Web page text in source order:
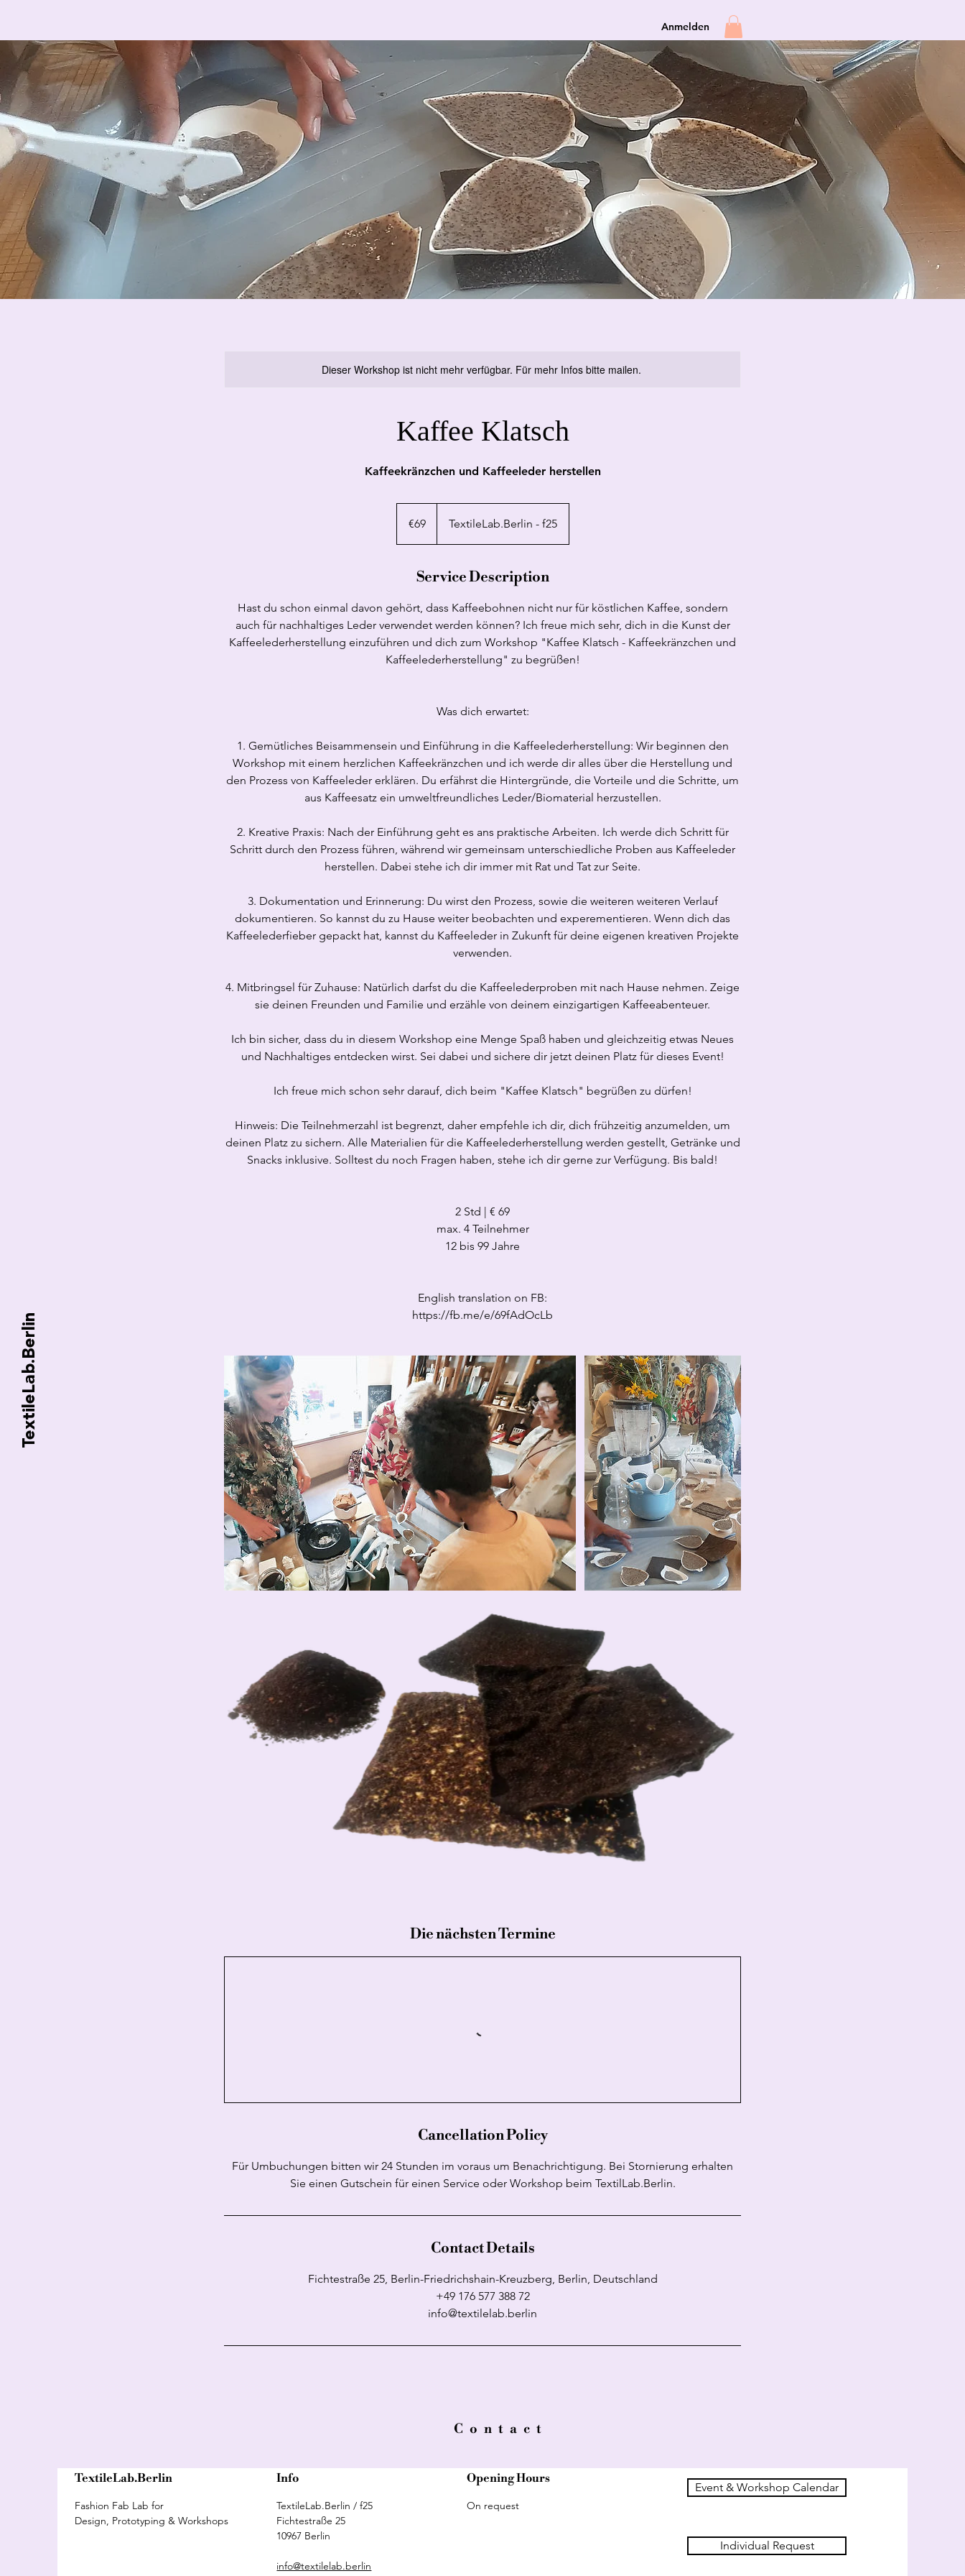
Anmelden
TextileLab.Berlin
Dieser Workshop ist nicht mehr verfügbar. Für mehr Infos bitte mailen.
Kaffee Klatsch
Kaffeekränzchen und Kaffeeleder herstellen
€69 TextileLab.Berlin - f25
Service Description
Hast du schon einmal davon gehört, dass Kaffeebohnen nicht nur für köstlichen Kaffee, sondern
auch für nachhaltiges Leder verwendet werden können? Ich freue mich sehr, dich in die Kunst der
Kaffeelederherstellung einzuführen und dich zum Workshop "Kaffee Klatsch - Kaffeekränzchen und
Kaffeelederherstellung" zu begrüßen!
Was dich erwartet:
1. Gemütliches Beisammensein und Einführung in die Kaffeelederherstellung: Wir beginnen den
Workshop mit einem herzlichen Kaffeekränzchen und ich werde dir alles über die Herstellung und
den Prozess von Kaffeeleder erklären. Du erfährst die Hintergründe, die Vorteile und die Schritte, um
aus Kaffeesatz ein umweltfreundliches Leder/Biomaterial herzustellen.
2. Kreative Praxis: Nach der Einführung geht es ans praktische Arbeiten. Ich werde dich Schritt für
Schritt durch den Prozess führen, während wir gemeinsam unterschiedliche Proben aus Kaffeeleder
herstellen. Dabei stehe ich dir immer mit Rat und Tat zur Seite.
3. Dokumentation und Erinnerung: Du wirst den Prozess, sowie die weiteren weiteren Verlauf
dokumentieren. So kannst du zu Hause weiter beobachten und experementieren. Wenn dich das
Kaffeelederfieber gepackt hat, kannst du Kaffeeleder in Zukunft für deine eigenen kreativen Projekte
verwenden.
4. Mitbringsel für Zuhause: Natürlich darfst du die Kaffeelederproben mit nach Hause nehmen. Zeige
sie deinen Freunden und Familie und erzähle von deinem einzigartigen Kaffeeabenteuer.
Ich bin sicher, dass du in diesem Workshop eine Menge Spaß haben und gleichzeitig etwas Neues
und Nachhaltiges entdecken wirst. Sei dabei und sichere dir jetzt deinen Platz für dieses Event!
Ich freue mich schon sehr darauf, dich beim "Kaffee Klatsch" begrüßen zu dürfen!
Hinweis: Die Teilnehmerzahl ist begrenzt, daher empfehle ich dir, dich frühzeitig anzumelden, um
deinen Platz zu sichern. Alle Materialien für die Kaffeelederherstellung werden gestellt, Getränke und
Snacks inklusive. Solltest du noch Fragen haben, stehe ich dir gerne zur Verfügung. Bis bald!
2 Std | € 69
max. 4 Teilnehmer
12 bis 99 Jahre
English translation on FB:
https://fb.me/e/69fAdOcLb
Die nächsten Termine
Cancellation Policy
Für Umbuchungen bitten wir 24 Stunden im voraus um Benachrichtigung. Bei Stornierung erhalten
Sie einen Gutschein für einen Service oder Workshop beim TextilLab.Berlin.
Contact Details
Fichtestraße 25, Berlin-Friedrichshain-Kreuzberg, Berlin, Deutschland
+49 176 577 388 72
info@textilelab.berlin
Contact
TextileLab.Berlin
Fashion Fab Lab for
Design, Prototyping & Workshops
Info
TextileLab.Berlin / f25
Fichtestraße 25
10967 Berlin
info@textilelab.berlin
Opening Hours
On request
Event & Workshop Calendar
Individual Request